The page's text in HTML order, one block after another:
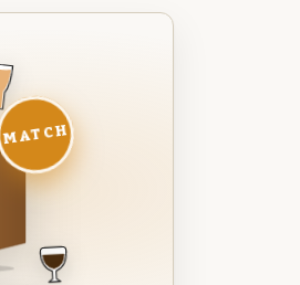
MATCH